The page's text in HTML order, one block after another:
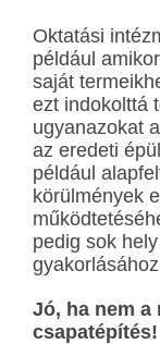
Oktatási
például
saját
ezt indokolttá
ugyanazokat
az eredeti
például
körülmények
pedig sok
Jó, ha nem a
csapatépítés!